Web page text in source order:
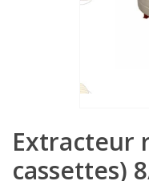
Extracteur
cassettes)